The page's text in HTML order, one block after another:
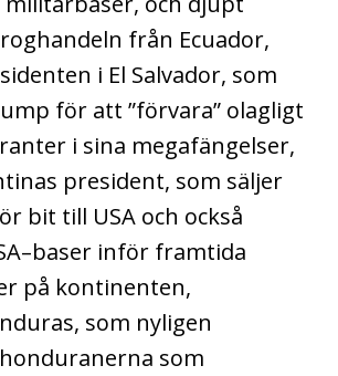
från Ecuador,
i El Salvador, som
för att ”förvara” olagligt
i sina megafängelser,
president, som säljer
bit till USA och också
inför framtida
på kontinenten,
som nyligen
som